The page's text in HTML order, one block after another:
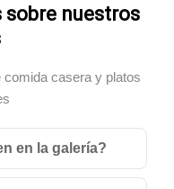
nuestros
comida casera y platos
en la galería?